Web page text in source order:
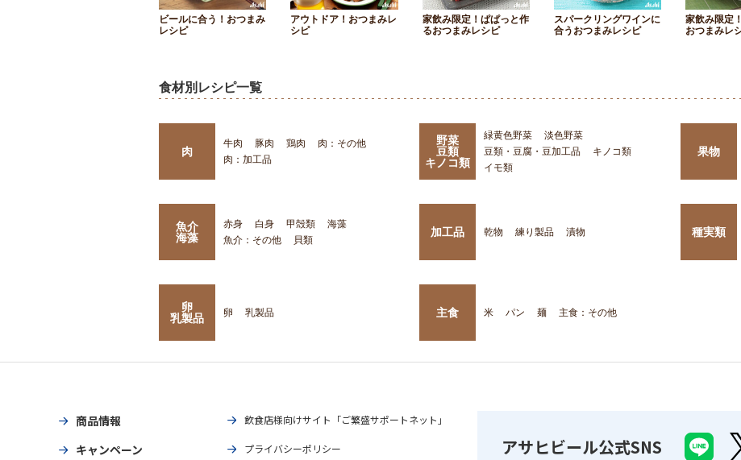
ビールに合う！おつまみ
レシピ
アウトドア！おつまみレ
シピ
家飲み限定！ぱぱっと作
るおつまみレシピ
スパークリングワインに
合うおつまみレシピ
家飲み限定
おつまみレ
食材別レシピ一覧
肉
牛肉 豚肉 鶏肉
肉：その他
肉：加工品
野菜
豆類
キノコ類
緑黄色野菜
淡色野菜
豆類・豆腐・豆加工品
キノコ類
イモ類
果物
魚介
海藻
赤身 白身 甲殻類
海藻
魚介：その他
貝類
加工品 乾物 練り製品 漬物 種実類
卵
乳製品
卵 乳製品 主食 米 パン 麺 主食：その他
商品情報
キャンペーン
飲食店様向けサイト「ご繁盛サポートネット」
プライバシーポリシー アサヒビール公式SNS